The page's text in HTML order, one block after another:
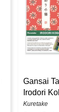
Gansai
Irodori
Kuretake